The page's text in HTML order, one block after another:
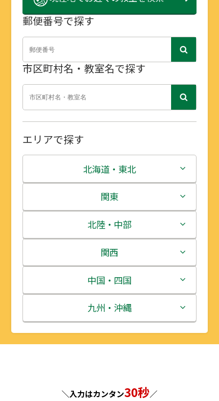
郵便番号で探す
市区町村名・教室名で探す
エリアで探す
北海道・東北
北海道
青森県
岩手県
宮城県
秋田県
山形県
関東
茨城県
栃木県
群馬県
埼玉県
千葉県
神奈川県
北陸・中部
新潟県
富山県
石川県
福井県
長野県
関西
三重県
滋賀県
京都府
兵庫県
中国・四国
鳥取県
島根県
広島県
九州・沖縄
福岡県
長崎県
＼入力はカンタン30秒／